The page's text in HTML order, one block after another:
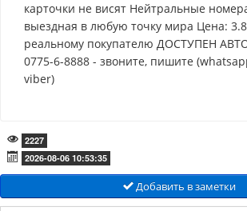
карточки не висят Нейтральные
выездная в любую точку мира Цена:
реальному покупателю ДОСТУПЕН
0775-6-8888 - звоните, пишите
viber)
2227
2026-08-06 10:53:35
Добавить в заметки